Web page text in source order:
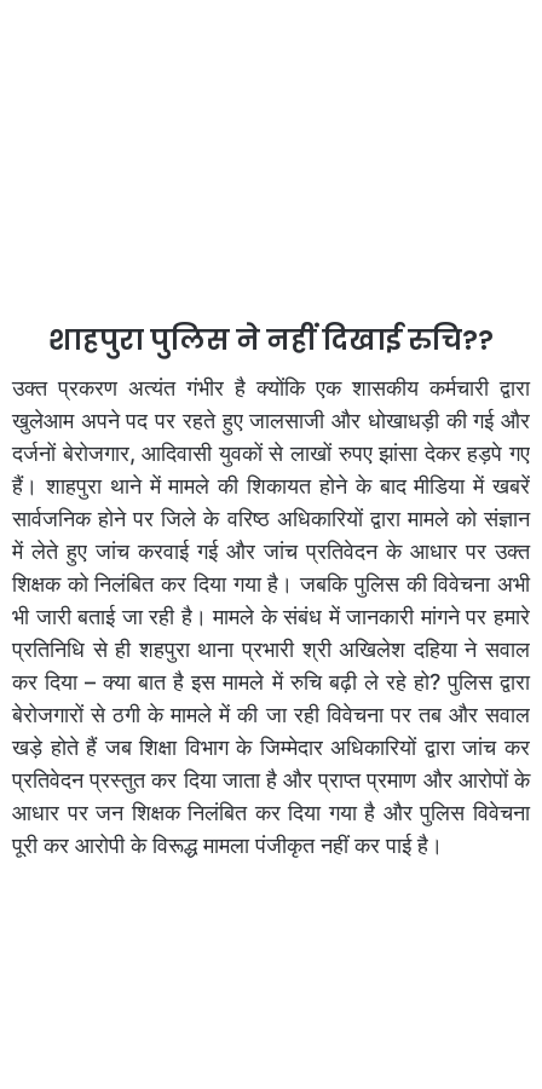
शाहपुरा पुलिस ने नहीं दिखाई रुचि??
उक्त प्रकरण अत्यंत गंभीर है क्योंकि एक शासकीय कर्मचारी द्वारा
खुलेआम अपने पद पर रहते हुए जालसाजी और धोखाधड़ी की गई और
दर्जनों बेरोजगार, आदिवासी युवकों से लाखों रुपए झांसा देकर हड़पे गए
हैं। शाहपुरा थाने में मामले की शिकायत होने के बाद मीडिया में खबरें
सार्वजनिक होने पर जिले के वरिष्ठ अधिकारियों द्वारा मामले को संज्ञान
में लेते हुए जांच करवाई गई और जांच प्रतिवेदन के आधार पर उक्त
शिक्षक को निलंबित कर दिया गया है। जबकि पुलिस की विवेचना अभी
भी जारी बताई जा रही है। मामले के संबंध में जानकारी मांगने पर हमारे
प्रतिनिधि से ही शहपुरा थाना प्रभारी श्री अखिलेश दहिया ने सवाल
कर दिया – क्या बात है इस मामले में रुचि बढ़ी ले रहे हो? पुलिस द्वारा
बेरोजगारों से ठगी के मामले में की जा रही विवेचना पर तब और सवाल
खड़े होते हैं जब शिक्षा विभाग के जिम्मेदार अधिकारियों द्वारा जांच कर
प्रतिवेदन प्रस्तुत कर दिया जाता है और प्राप्त प्रमाण और आरोपों के
आधार पर जन शिक्षक निलंबित कर दिया गया है और पुलिस विवेचना
पूरी कर आरोपी के विरूद्ध मामला पंजीकृत नहीं कर पाई है।